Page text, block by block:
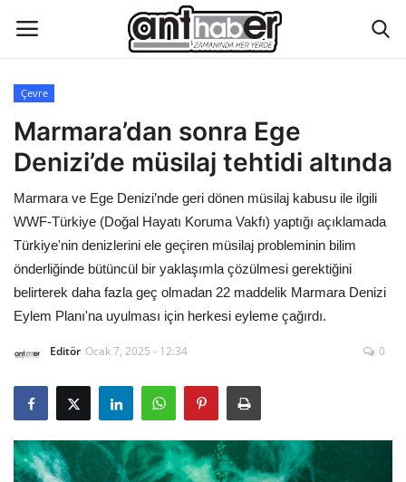
Künye
Eğitim
Aktüel Magazin
Hakkımızda
İletişim
Asayiş
Çevre
Gizlilik Politikası
Çevre
Marmara’dan sonra Ege
Denizi’de müsilaj tehtidi altında
Marmara ve Ege Denizi’nde geri dönen müsilaj kabusu ile ilgili
WWF-Türkiye (Doğal Hayatı Koruma Vakfı) yaptığı açıklamada
Türkiye'nin denizlerini ele geçiren müsilaj probleminin bilim
önderliğinde bütüncül bir yaklaşımla çözülmesi gerektiğini
belirterek daha fazla geç olmadan 22 maddelik Marmara Denizi
Eylem Planı'na uyulması için herkesi eyleme çağırdı.
Editör Ocak 7, 2025 - 12:34 0